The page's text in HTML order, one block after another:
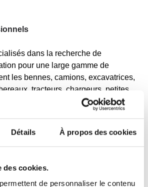
Détails À propos des cookies
cookies.
de personnaliser le contenu
dans la recherche de
pour une large gamme de
les bennes, camions, excavatrices,
tracteurs, chargeurs, petites
chariots élévateurs ainsi que les
couvre également toutes marques
des filtres équivalents et
de ces marques et d'autres :